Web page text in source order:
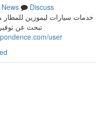
News
Discuss
خدمات سيارات ليموزين للمطار
تبحث عن
user